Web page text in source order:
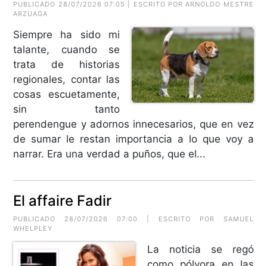
PUBLICADO 28/07/2026 07:05 | ESCRITO POR ARNOLDO MESTRE
ARZUAGA
Siempre ha sido mi
talante, cuando se
trata de historias
regionales, contar las
cosas escuetamente,
sin tanto
perendengue y adornos innecesarios, que en vez
de sumar le restan importancia a lo que voy a
narrar. Era una verdad a puños, que el...
El affaire Fadir
PUBLICADO 28/07/2026 07:00 | ESCRITO POR
SAMUEL
WHELPLEY
La noticia se regó